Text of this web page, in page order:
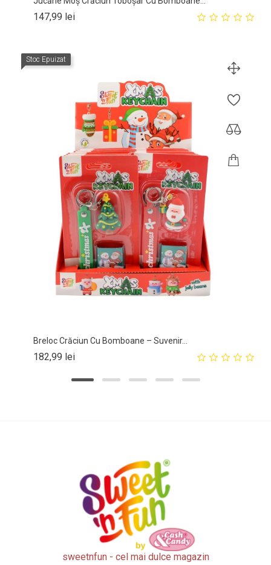
147,99 leiPret
Stoc Epuizat
Breloc Crăciun Cu Bomboane – Suvenir...
182,99 leiPret
sweetnfun - cel mai dulce magazin